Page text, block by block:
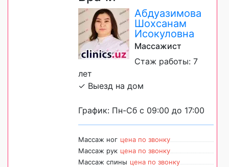
Абдуазимова
Шохсанам
Исокуловна
Массажист
Стаж работы: 7
лет
✓ Выезд на дом
График: Пн-Сб с 09:00 до 17:00
Массаж ног цена по звонку
Массаж рук цена по звонку
Массаж спины цена по звонку